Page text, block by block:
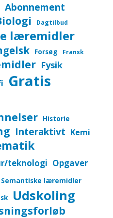
Abonnement
Dagtilbud
læremidler
Forsøg Fransk
Fysik
Gratis
Historie
Interaktivt Kemi
teknologi Opgaver
Semantiske læremidler
Udskoling